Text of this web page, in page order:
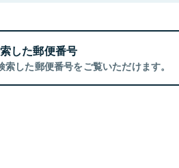
した郵便番号
索した郵便番号をご覧いただけます。